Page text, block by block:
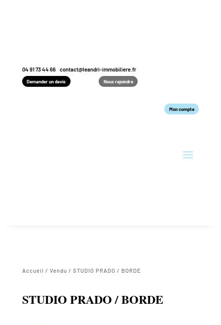
04 91 73 44 66 contact@leandri-immobiliere.fr
Demander un devis Nous rejoindre
Mon compte
Accueil / Vendu / STUDIO PRADO / BORDE
STUDIO PRADO / BORDE